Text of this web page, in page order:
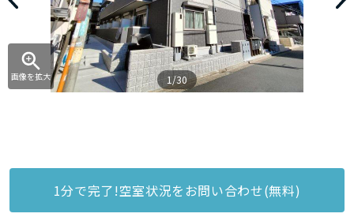
画像を拡大 1/30
1分で完了!空室状況をお問い合わせ(無料)